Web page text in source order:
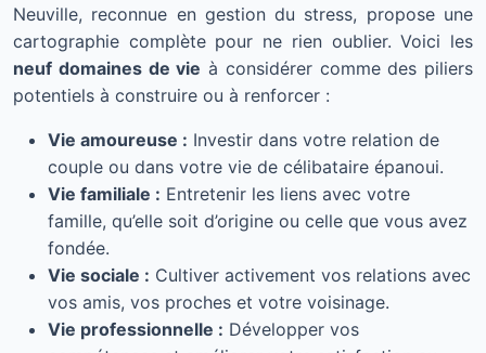
Neuville, reconnue en gestion du stress, propose une
cartographie complète pour ne rien oublier. Voici les
neuf domaines de vie à considérer comme des piliers
potentiels à construire ou à renforcer :
Vie amoureuse : Investir dans votre relation de
couple ou dans votre vie de célibataire épanoui.
Vie familiale : Entretenir les liens avec votre
famille, qu’elle soit d’origine ou celle que vous avez
fondée.
Vie sociale : Cultiver activement vos relations avec
vos amis, vos proches et votre voisinage.
Vie professionnelle : Développer vos